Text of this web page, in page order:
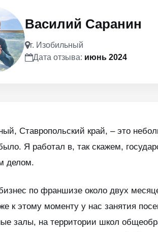
Василий Саранин
г. Изобильный
Дата отзыва: июнь 2024
Ставропольский край, – это
Я работал в, так скажем,
делом.
по франшизе около двух
к этому моменту у нас занятия
залы, на территории школ